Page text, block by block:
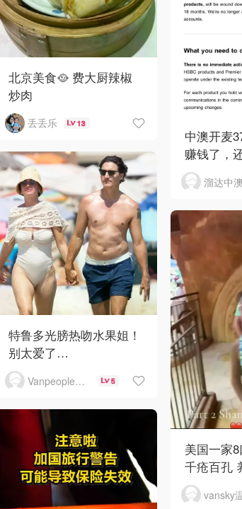
北京美食🥘 费大厨辣椒
炒肉
丢丢乐 13
中澳开麦
赚钱了，
特鲁多光膀热吻水果姐！
别太爱了…
Vanpeople人在温哥华 5
美国一家
千疮百孔